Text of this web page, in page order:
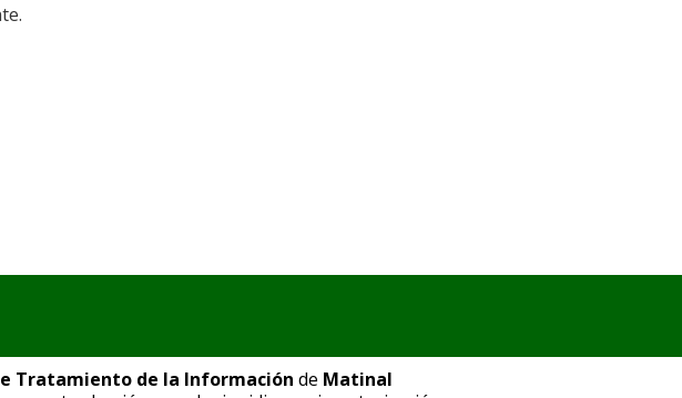
Tratamiento de la Información de Matinal